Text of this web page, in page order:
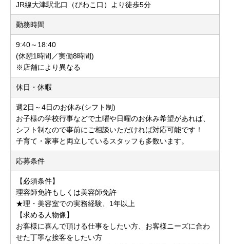
JR線大津駅北口（びわこ口）より徒歩5分
勤務時間
9:40～18:40
(休憩1時間／実働8時間)
※店舗により異なる
休日・休暇
週2日～4日のお休み(シフト制)
お子様の学校行事などで土曜や日曜のお休み希望があれば、
シフト制なので事前にご相談いただければ対応可能です！
子育て・家事と両立しているスタッフも多数います。
応募条件
【必須条件】
理容師免許もしくは美容師免許
★理・美容室での実務経験、1年以上
【求める人物像】
お客様に喜んで頂ける仕事をしたい方、お客様ニーズに合わ
せた丁寧な接客をしたい方